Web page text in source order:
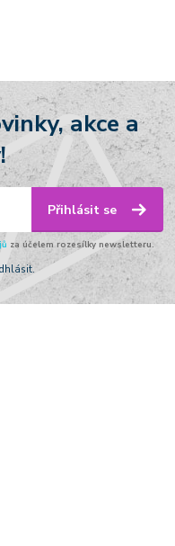
akce a
Přihlásit se
za účelem rozesílky newsletteru.